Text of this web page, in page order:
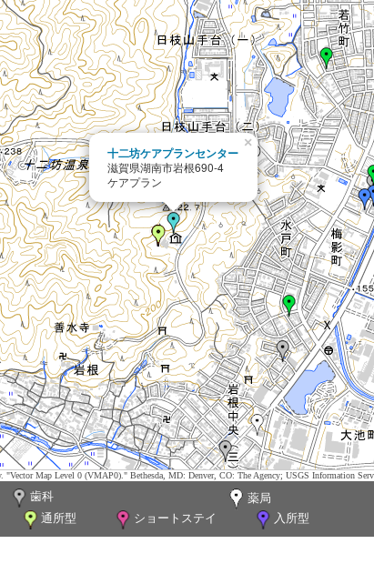
十二坊ケアプランセンター
滋賀県湖南市岩根690-4
ケアプラン
×
Map Level 0 (VMAP0)." Bethesda, MD: Denver, CO: The Agency; USGS Information
歯科
薬局
通所型 ショートステイ 入所型